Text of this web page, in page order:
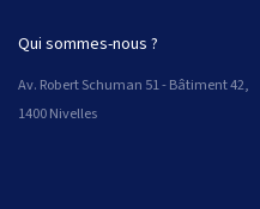
Qui sommes-nous ?
Av. Robert Schuman 51 - Bâtiment 42,
1400 Nivelles